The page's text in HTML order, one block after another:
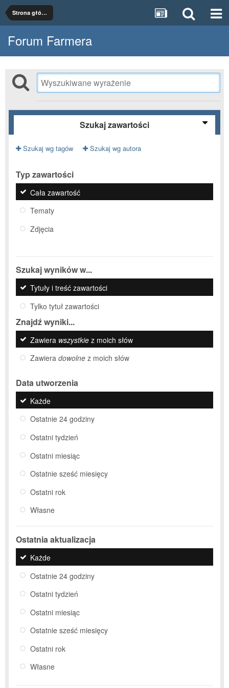
Strona główna
Forum Farmera
Szukaj zawartości
Szukaj wg tagów Szukaj wg autora
Typ zawartości
Cała zawartość
Tematy
Zdjęcia
Szukaj wyników w...
Tytuły i treść zawartości
Tylko tytuł zawartości
Znajdź wyniki...
Zawiera wszystkie z moich słów
Zawiera dowolne z moich słów
Data utworzenia
Każde
Ostatnie 24 godziny
Ostatni tydzień
Ostatni miesiąc
Ostatnie sześć miesięcy
Ostatni rok
Własne
Ostatnia aktualizacja
Każde
Ostatnie 24 godziny
Ostatni tydzień
Ostatni miesiąc
Ostatnie sześć miesięcy
Ostatni rok
Własne